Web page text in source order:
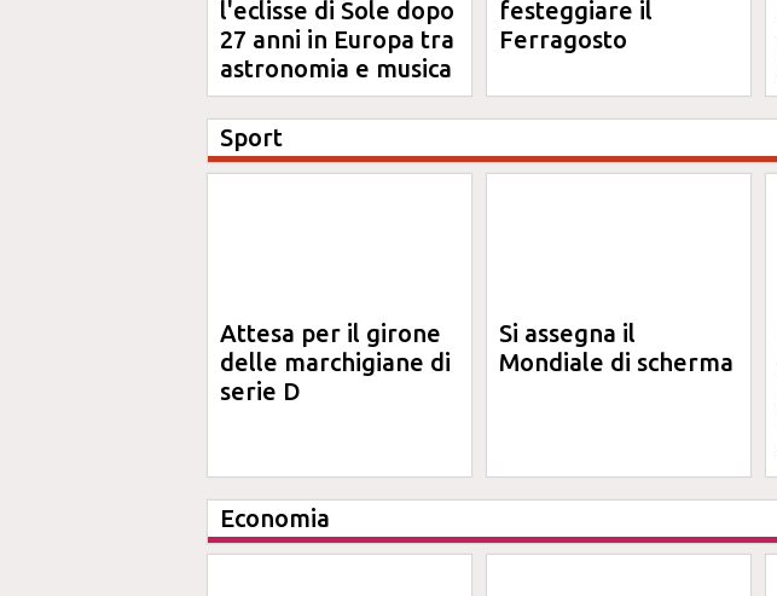
l'eclisse di Sole dopo
27 anni in Europa tra
astronomia e musica
festeggiare il
Ferragosto
Sport
Attesa per il girone
delle marchigiane di
serie D
Si assegna il
Mondiale di scherma
Economia